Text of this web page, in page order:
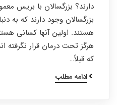
دارند؟ بزرگسالان با بریس
بزرگسالان وجود دارند که به
هستند. اولین آنها کسانی
هرگز تحت درمان قرار نگرفته
که قبلاً…
ادامه مطلب